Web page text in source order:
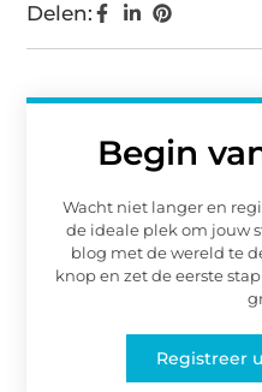
Begin
Wacht niet langer en
de ideale plek om jouw
blog met de wereld te
knop en zet de eerste
Registreer
Delen: